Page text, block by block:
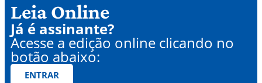
Leia Online
Já é assinante?
Acesse a edição online clicando no
botão abaixo:
ENTRAR